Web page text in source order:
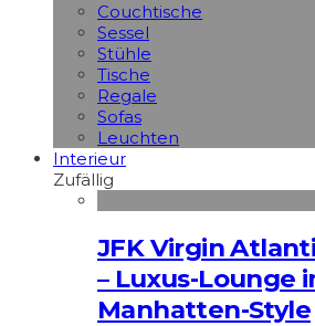
Couchtische
Sessel
Stühle
Tische
Regale
Sofas
Leuchten
Interieur
Zufällig
JFK Virgin
– Luxus-Lounge
Manhatten-Style